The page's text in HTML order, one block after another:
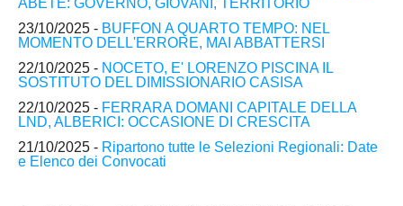
23/10/2025 - BUFFON A QUARTO TEMPO: NEL
MOMENTO DELL'ERRORE, MAI ABBATTERSI
22/10/2025 - NOCETO, E' LORENZO PISCINA IL
SOSTITUTO DEL DIMISSIONARIO CASISA
22/10/2025 - FERRARA DOMANI CAPITALE DELLA
LND, ALBERICI: OCCASIONE DI CRESCITA
21/10/2025 - Ripartono tutte le Selezioni Regionali: Date
e Elenco dei Convocati